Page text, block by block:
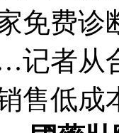
免费诊
者从
售低